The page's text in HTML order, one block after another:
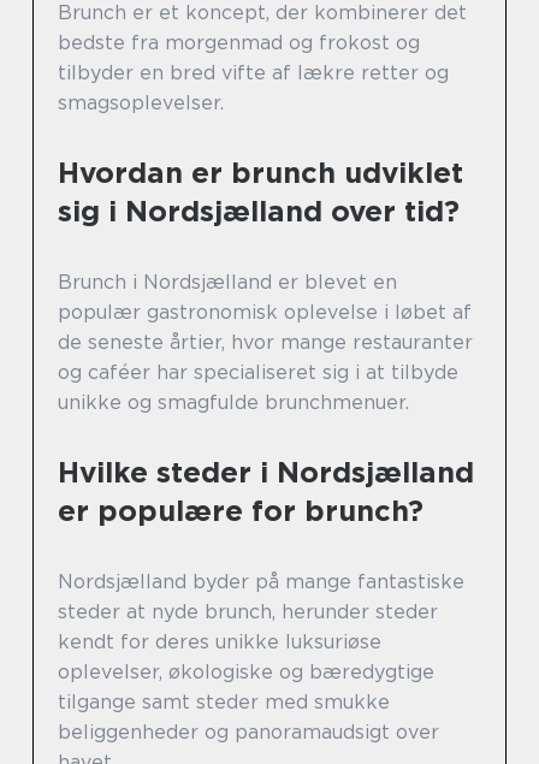
Brunch er et koncept, der kombinerer det
bedste fra morgenmad og frokost og
tilbyder en bred vifte af lækre retter og
smagsoplevelser.
Hvordan er brunch udviklet
sig i Nordsjælland over tid?
Brunch i Nordsjælland er blevet en
populær gastronomisk oplevelse i løbet af
de seneste årtier, hvor mange restauranter
og caféer har specialiseret sig i at tilbyde
unikke og smagfulde brunchmenuer.
Hvilke steder i Nordsjælland
er populære for brunch?
Nordsjælland byder på mange fantastiske
steder at nyde brunch, herunder steder
kendt for deres unikke luksuriøse
oplevelser, økologiske og bæredygtige
tilgange samt steder med smukke
beliggenheder og panoramaudsigt over